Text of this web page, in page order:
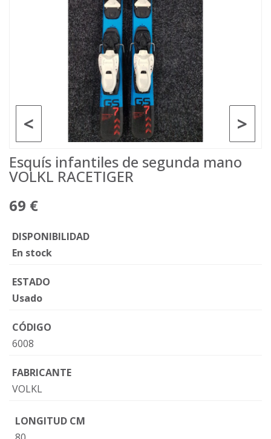
>
<
Esquís infantiles de segunda mano
VOLKL RACETIGER
69 €
DISPONIBILIDAD
En stock
ESTADO
Usado
CÓDIGO
6008
FABRICANTE
VOLKL
LONGITUD CM